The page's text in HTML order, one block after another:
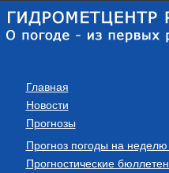
Главная
Новости
Прогнозы
Прогноз погоды на
Прогностические